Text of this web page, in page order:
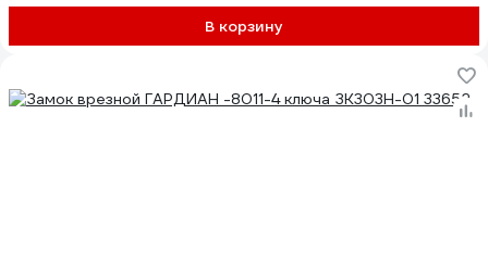
В корзину